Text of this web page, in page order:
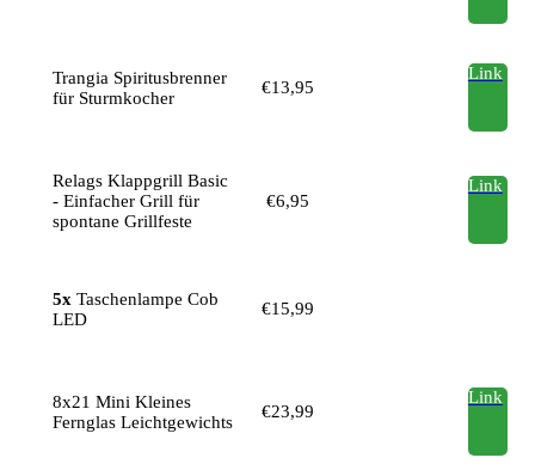
Trangia Spiritusbrenner
für Sturmkocher
€13,95
Link
Relags Klappgrill Basic
- Einfacher Grill für
spontane Grillfeste
€6,95
Link
5x Taschenlampe Cob
LED
€15,99
8x21 Mini Kleines
Fernglas Leichtgewichts
€23,99
Link